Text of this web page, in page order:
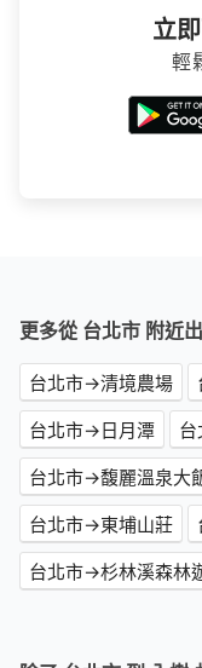
立
輕
更多從 台北市 附近
台北市→清境農場
台北市→日月潭
台北市→馥麗溫泉大
台北市→東埔山莊
台北市→杉林溪森林